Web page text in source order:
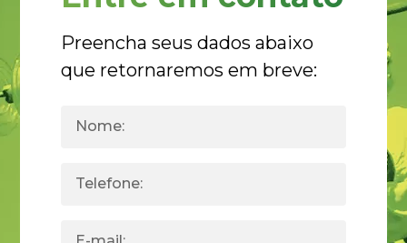
Preencha seus dados abaixo
que retornaremos em breve: